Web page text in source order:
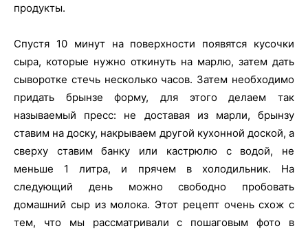
продукты.
Спустя 10 минут на поверхности появятся кусочки
сыра, которые нужно откинуть на марлю, затем дать
сыворотке стечь несколько часов. Затем необходимо
придать брынзе форму, для этого делаем так
называемый пресс: не доставая из марли, брынзу
ставим на доску, накрываем другой кухонной доской, а
сверху ставим банку или кастрюлю с водой, не
меньше 1 литра, и прячем в холодильник. На
следующий день можно свободно пробовать
домашний сыр из молока. Этот рецепт очень схож с
тем, что мы рассматривали с пошаговым фото в